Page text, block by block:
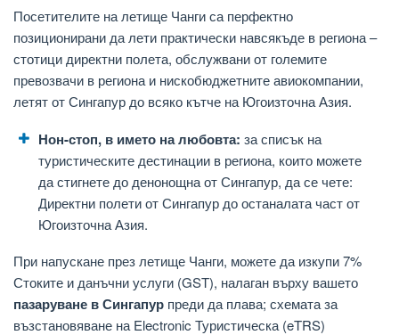
Посетителите на летище Чанги са перфектно
позиционирани да лети практически навсякъде в региона –
стотици директни полета, обслужвани от големите
превозвачи в региона и нискобюджетните авиокомпании,
летят от Сингапур до всяко кътче на Югоизточна Азия.
Нон-стоп, в името на любовта: за списък на
туристическите дестинации в региона, които можете
да стигнете до денонощна от Сингапур, да се чете:
Директни полети от Сингапур до останалата част от
Югоизточна Азия.
При напускане през летище Чанги, можете да изкупи 7%
Стоките и данъчни услуги (GST), налаган върху вашето
пазаруване в Сингапур преди да плава; схемата за
възстановяване на Electronic Туристическа (eTRS)